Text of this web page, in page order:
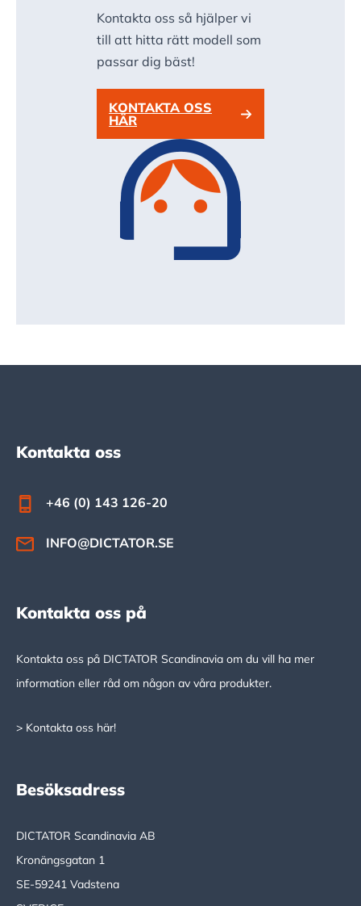
Kontakta oss så hjälper vi
till att hitta rätt modell som
passar dig bäst!
KONTAKTA OSS
HÄR
Footer
Kontakta oss
+46 (0) 143 126-20
INFO@DICTATOR.SE
Kontakta oss på
Kontakta oss på DICTATOR Scandinavia om du vill ha mer
information eller råd om någon av våra produkter.
> Kontakta oss här!
Besöksadress
DICTATOR Scandinavia AB
Kronängsgatan 1
SE-59241 Vadstena